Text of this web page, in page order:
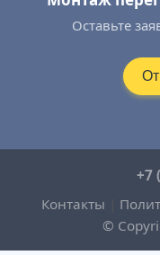
Оставьте
©
+7
Контакты